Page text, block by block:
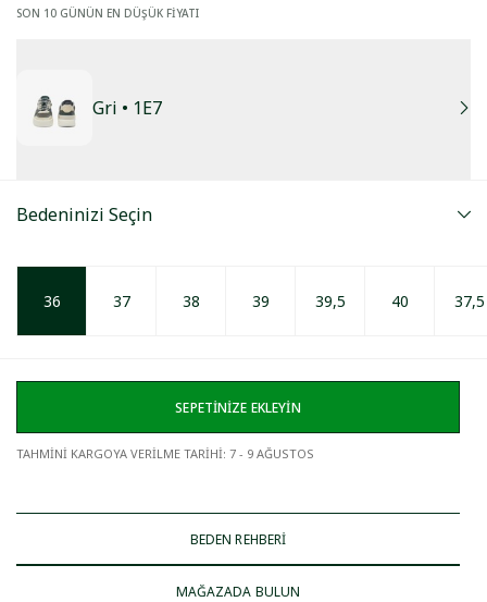
SON 10 GÜNÜN EN DÜŞÜK FİYATI
Bedeninizi Seçin
36 37 38 39 39,5 40 37,5
Gri • 1E7
SEPETİNİZE EKLEYİN
TAHMİNİ KARGOYA VERİLME TARİHİ: 7 - 9 AĞUSTOS
BEDEN REHBERİ
MAĞAZADA BULUN